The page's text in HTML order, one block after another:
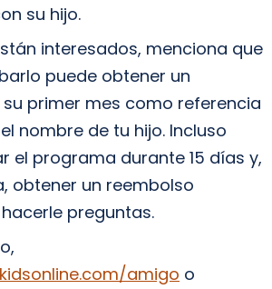
su hijo.
interesados, menciona que
puede obtener un
primer mes como referencia
nombre de tu hijo. Incluso
el programa durante 15 días y,
obtener un reembolso
preguntas.
amigo o